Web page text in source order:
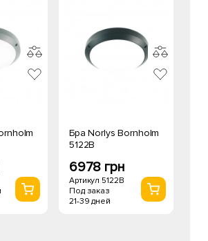
Бра Norlys Bornholm
5122B
6978 грн
Артикул 5122B
Под заказ
21-39 дней